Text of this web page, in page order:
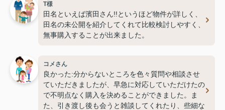
T様
田名といえば濱田さん!!というほど物件が詳しく、
田名の未公開を紹介してくれて比較検討しやすく、
無事購入することが出来ました。
コメさん
良かった:分からないところを色々質問や相談させ
ていただきましたが、早急に対応していただけたの
で不明点なく購入を決めることができました。ま
た、引き渡し後も会うと雑談してくれたり、些細な